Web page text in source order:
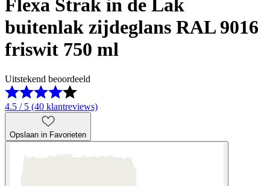
Flexa Strak in de Lak
buitenlak zijdeglans RAL 9016
friswit 750 ml
Uitstekend beoordeeld
4.5 / 5 (40 klantreviews)
Opslaan in Favorieten